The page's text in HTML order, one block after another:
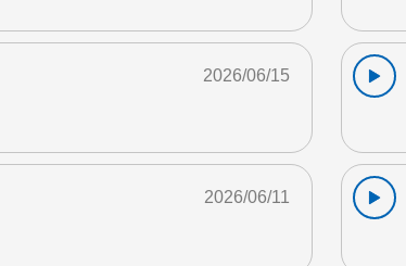
2026/06/15
2026/06/11